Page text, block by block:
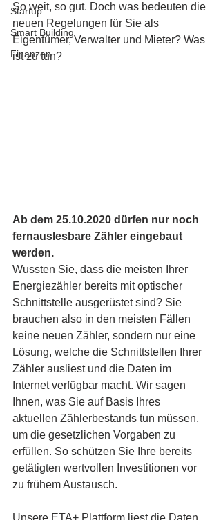
Startup
Smart Building
Finanzen
So weit, so gut. Doch was bedeuten die
neuen Regelungen für Sie als
Eigentümer, Verwalter und Mieter? Was
ist zu tun?
Ab dem 25.10.2020 dürfen nur noch
fernauslesbare Zähler eingebaut
werden.
Wussten Sie, dass die meisten Ihrer
Energiezähler bereits mit optischer
Schnittstelle ausgerüstet sind? Sie
brauchen also in den meisten Fällen
keine neuen Zähler, sondern nur eine
Lösung, welche die Schnittstellen Ihrer
Zähler ausliest und die Daten im
Internet verfügbar macht. Wir sagen
Ihnen, was Sie auf Basis Ihres
aktuellen Zählerbestands tun müssen,
um die gesetzlichen Vorgaben zu
erfüllen. So schützen Sie Ihre bereits
getätigten wertvollen Investitionen vor
zu frühem Austausch.